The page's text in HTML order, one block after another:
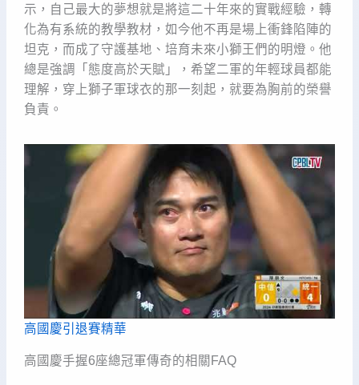
示，自己最大的夢想就是將這二十年來的實戰經驗，轉
化為有系統的教學教材，如今他不再是場上衝鋒陷陣的
坦克，而成了守護基地、培育未來小獅王們的明燈。他
總是強調「態度高於天賦」，希望二軍的年輕球員都能
理解，穿上獅子軍球衣的那一刻起，就要為胸前的榮譽
負責。
高國慶引退賽精華
高國慶手握6座總冠軍傳奇的相關FAQ